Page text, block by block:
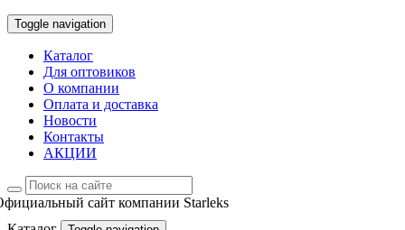
Toggle navigation
Каталог
Для оптовиков
О компании
Оплата и доставка
Новости
Контакты
АКЦИИ
сайт компании Starleks